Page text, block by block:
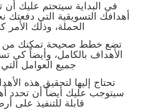
في البداية سيتحتم عليك أن
أهدافك التسويقية التي دفعتك
الحملة، وذلك الأمر
تضع خطط صحيحة تمكنك من
الأهداف بالكامل، وأيضاً كي
جميع العوامل التي
تحتاج إليها لتحقيق هذه
سيتوجب عليك أيضاً أن تحدد
قابلة للتنفيذ على